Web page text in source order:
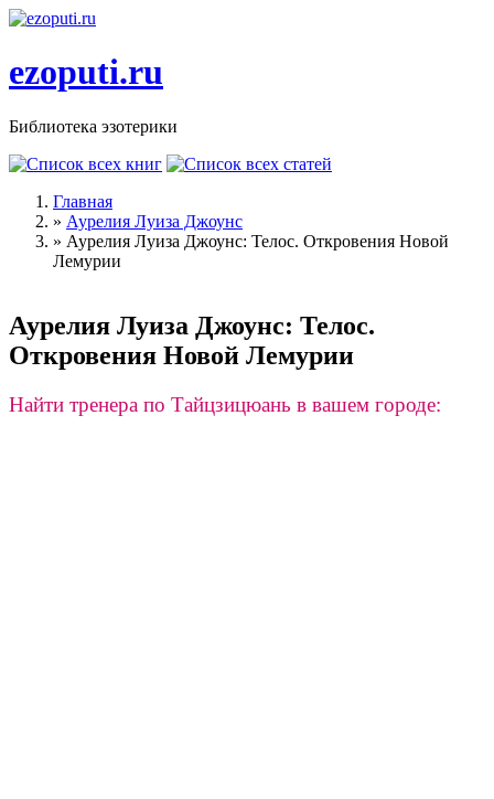
Перейти к основному содержанию
ezoputi.ru
Библиотека эзотерики
Вы здесь
Главная
» Аурелия Луиза Джоунс
» Аурелия Луиза Джоунс: Телос. Откровения Новой
Лемурии
Аурелия Луиза Джоунс: Телос.
Откровения Новой Лемурии
Найти тренера по Тайцзицюань в вашем городе: